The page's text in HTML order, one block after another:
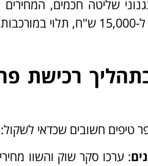
רכישת
טיפים חשובים שכדאי לשקול:
: ערכו סקר שוק והשוו